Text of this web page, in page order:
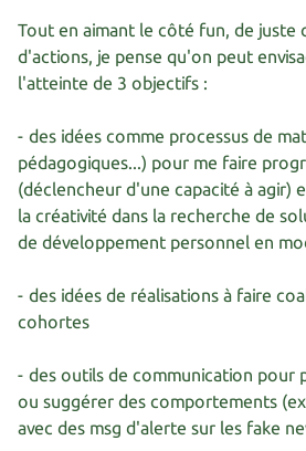
Tout en aimant le côté fun, de juste
d'actions, je pense qu'on peut
l'atteinte de 3 objectifs :
- des idées comme processus de
pédagogiques...) pour me faire
(déclencheur d'une capacité à agir)
la créativité dans la recherche de
de développement personnel en
- des idées de réalisations à faire
cohortes
- des outils de communication pour
ou suggérer des comportements
avec des msg d'alerte sur les fake